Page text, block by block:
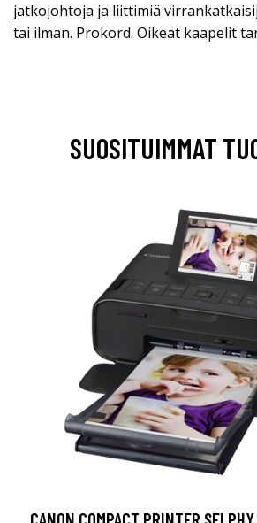
jatkojohtoja ja liittimiä
tai ilman. Prokord. Oikeat kaapelit
SUOSITUIMMAT